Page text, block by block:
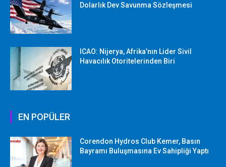
Dolarlık Dev Savunma Sözleşmesi
ICAO: Nijerya, Afrika’nın Lider Sivil
Havacılık Otoritelerinden Biri
EN POPÜLER
Corendon Hydros Club Kemer, Basın
Bayramı Buluşmasına Ev Sahipliği Yaptı